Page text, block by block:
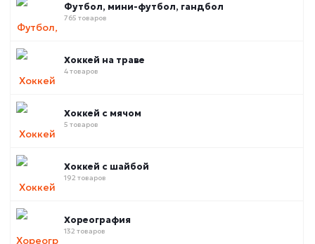
Футбол, мини-футбол, гандбол
765 товаров
Хоккей на траве
4 товаров
Хоккей с мячом
5 товаров
Хоккей с шайбой
192 товаров
Хореография
132 товаров